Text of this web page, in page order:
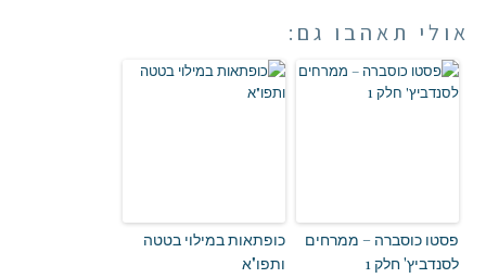
אולי תאהבו גם:
פסטו כוסברה – ממרחים
לסנדביץ' חלק 1
כופתאות במילוי בטטה
ותפו"א